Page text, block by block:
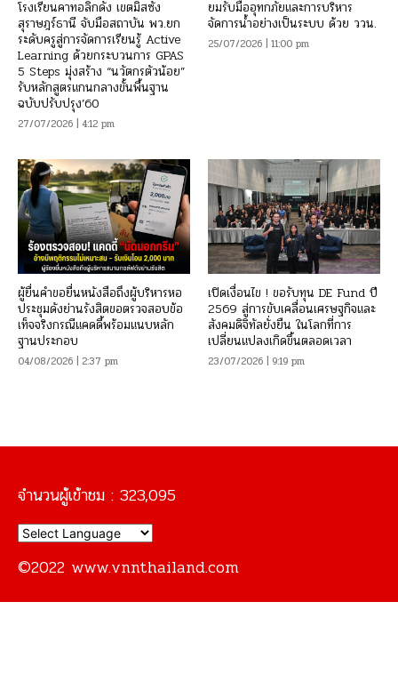
โรงเรียนคาทอลิกดัง เขตมิสซัง
สุราษฎร์ธานี จับมือสถาบัน พว.ยก
ระดับครูสู่การจัดการเรียนรู้ Active
Learning ด้วยกระบวนการ GPAS
5 Steps มุ่งสร้าง “นวัตกรตัวน้อย”
รับหลักสูตรแกนกลางขั้นพื้นฐาน
ฉบับปรับปรุง’60
27/07/2026 | 4:12 pm
ยมรับมืออุทกภัยและการบริหาร
จัดการน้ำอย่างเป็นระบบ ด้วย ววน.
25/07/2026 | 11:00 pm
ผู้ยื่นคำขอยื่นหนังสือถึงผู้บริหารหอ
ประชุมดังย่านรังสิตขอตรวจสอบข้อ
เท็จจริงกรณีแคดดี้พร้อมแนบหลัก
ฐานประกอบ
04/08/2026 | 2:37 pm
เปิดเงื่อนไข ! ขอรับทุน DE Fund ปี
2569 สู่การขับเคลื่อนเศรษฐกิจและ
สังคมดิจิทัลยั่งยืน ในโลกที่การ
เปลี่ยนแปลงเกิดขึ้นตลอดเวลา
23/07/2026 | 9:19 pm
จำนวนผู้เข้าชม : 323,095
©2022 www.vnnthailand.com